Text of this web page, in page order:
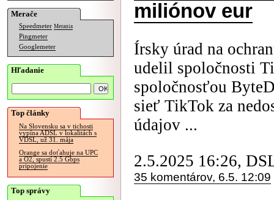
Merače
Speedmeter Merania
Pingmeter
Googlemeter
Hľadanie
Top články
Na Slovensku sa v tichosti
vypína ADSL v lokalitách s
VDSL, už 31. mája
Orange sa doťahuje na UPC
a O2, spustí 2.5 Gbps
pripojenie
Top správy
miliónov eur
Írsky úrad na
udelil spoločnosti
spoločnosťou
sieť TikTok za
údajov ...
2.5.2025 16:26,
35 komentárov, 6.5. 12:09